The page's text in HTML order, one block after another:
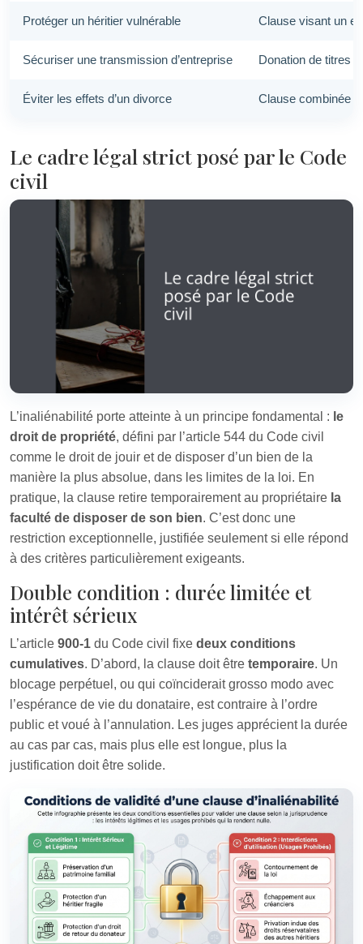
Protéger un héritier vulnérable Clause visant un
Sécuriser une transmission d’entreprise Donation de titres
Éviter les effets d’un divorce Clause combinée
Le cadre légal strict posé par le Code
civil
L’inaliénabilité porte atteinte à un principe fondamental : le
droit de propriété, défini par l’article 544 du Code civil
comme le droit de jouir et de disposer d’un bien de la
manière la plus absolue, dans les limites de la loi. En
pratique, la clause retire temporairement au propriétaire la
faculté de disposer de son bien. C’est donc une
restriction exceptionnelle, justifiée seulement si elle répond
à des critères particulièrement exigeants.
Double condition : durée limitée et
intérêt sérieux
L’article 900‑1 du Code civil fixe deux conditions
cumulatives. D’abord, la clause doit être temporaire. Un
blocage perpétuel, ou qui coïnciderait grosso modo avec
l’espérance de vie du donataire, est contraire à l’ordre
public et voué à l’annulation. Les juges apprécient la durée
au cas par cas, mais plus elle est longue, plus la
justification doit être solide.